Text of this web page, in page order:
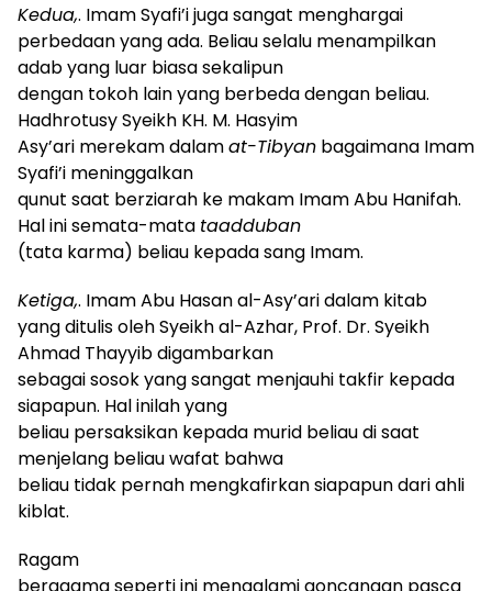
Kedua,. Imam Syafi’i juga sangat menghargai
perbedaan yang ada. Beliau selalu menampilkan
adab yang luar biasa sekalipun
dengan tokoh lain yang berbeda dengan beliau.
Hadhrotusy Syeikh KH. M. Hasyim
Asy’ari merekam dalamat-Tibyan bagaimana Imam
Syafi’i meninggalkan
qunut saat berziarah ke makam Imam Abu Hanifah.
Hal ini semata-mata taadduban
(tata karma) beliau kepada sang Imam.
Ketiga,. Imam Abu Hasan al-Asy’ari dalam kitab
yang ditulis oleh Syeikh al-Azhar, Prof. Dr. Syeikh
Ahmad Thayyib digambarkan
sebagai sosok yang sangat menjauhi takfir kepada
siapapun. Hal inilah yang
beliau persaksikan kepada murid beliau di saat
menjelang beliau wafat bahwa
beliau tidak pernah mengkafirkan siapapun dari ahli
kiblat.
Ragam
beragama seperti ini mengalami goncangan pasca